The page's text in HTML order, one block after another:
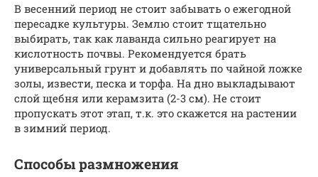
В весенний период не стоит забывать о ежегодной
пересадке культуры. Землю стоит тщательно
выбирать, так как лаванда сильно реагирует на
кислотность почвы. Рекомендуется брать
универсальный грунт и добавлять по чайной ложке
золы, извести, песка и торфа. На дно выкладывают
слой щебня или керамзита (2-3 см). Не стоит
пропускать этот этап, т.к. это скажется на растении
в зимний период.
Способы размножения